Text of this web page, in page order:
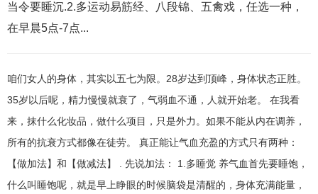
当令要睡沉.2.多运动易筋经、八段锦、五禽戏，任选一种，
在早晨5点-7点...
咱们女人的身体，其实以五七为限。28岁达到顶峰，身体状态正胜。
35岁以后呢，精力慢慢就衰了，气弱血不通，人就开始老。 在我看
来，抹什么化妆品，做什么项目，只是外力。如果不能从内在调养，
所有的抗衰方式都像在徒劳。 真正能让气血充盈的方式只有两种：
【做加法】和【做减法】 . 先说加法： 1.多睡觉 养气血首先要睡饱，
什么叫睡饱呢，就是早上睁眼的时候脑袋是清醒的，身体充满能量，